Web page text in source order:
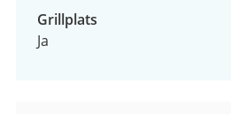
Grillplats
Ja